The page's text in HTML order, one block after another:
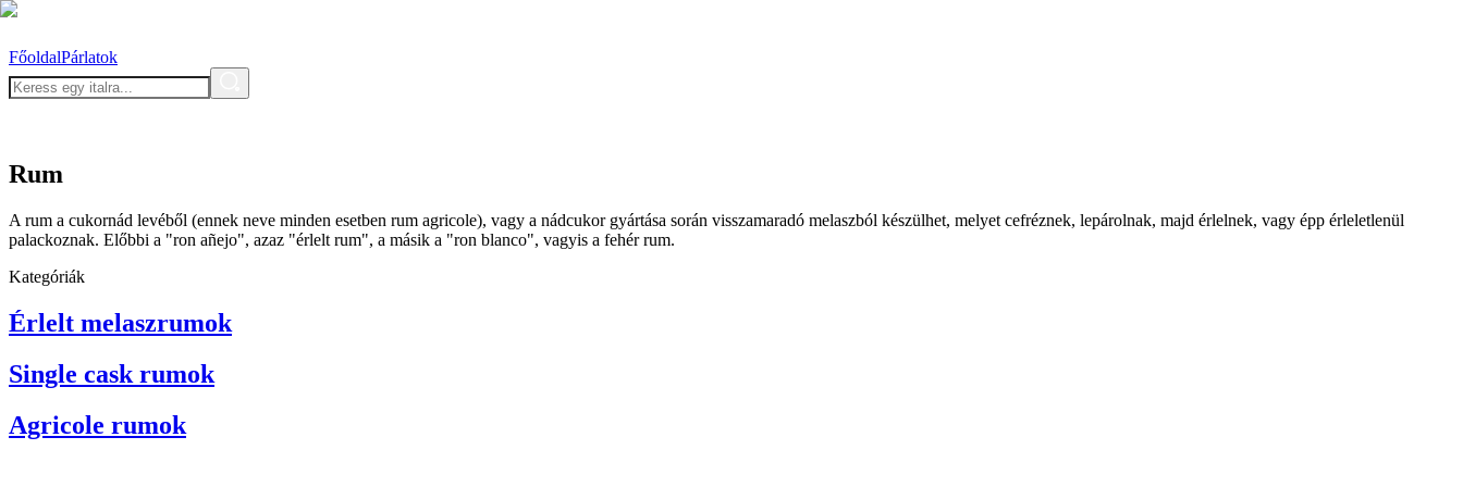
FőoldalPárlatok
Rum
A rum a cukornád levéből (ennek neve minden esetben rum agricole), vagy a nádcukor gyártása során visszamaradó melaszból készülhet, melyet cefréznek, lepárolnak, majd érlelnek, vagy épp érleletlenül
palackoznak. Előbbi a "ron añejo", azaz "érlelt rum", a másik a "ron blanco", vagyis a fehér rum.
Kategóriák
Érlelt melaszrumok
Single cask rumok
Agricole rumok